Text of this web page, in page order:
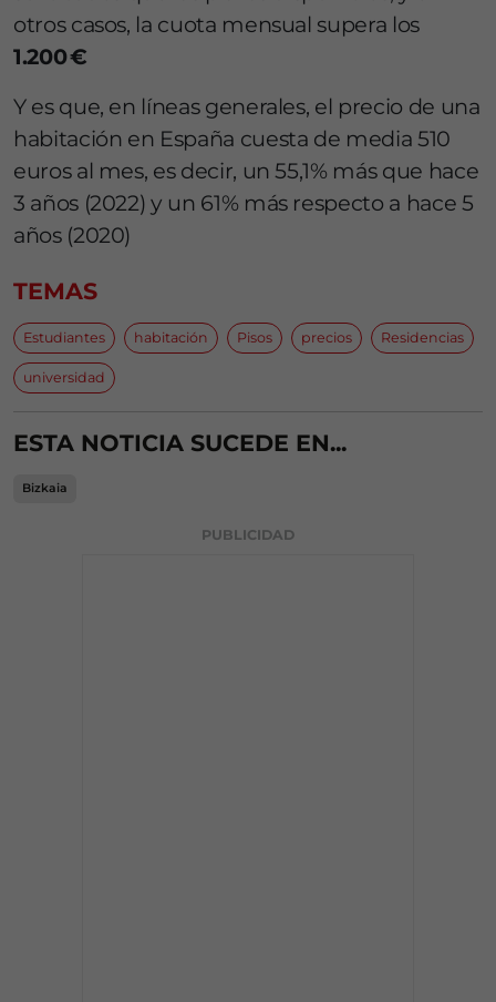
otros casos, la cuota mensual supera los
1.200 €
Y es que, en líneas generales, el precio de una
habitación en España cuesta de media 510
euros al mes, es decir, un 55,1% más que hace
3 años (2022) y un 61% más respecto a hace 5
años (2020)
TEMAS
Estudiantes habitación Pisos precios Residencias
universidad
ESTA NOTICIA SUCEDE EN...
Bizkaia
PUBLICIDAD